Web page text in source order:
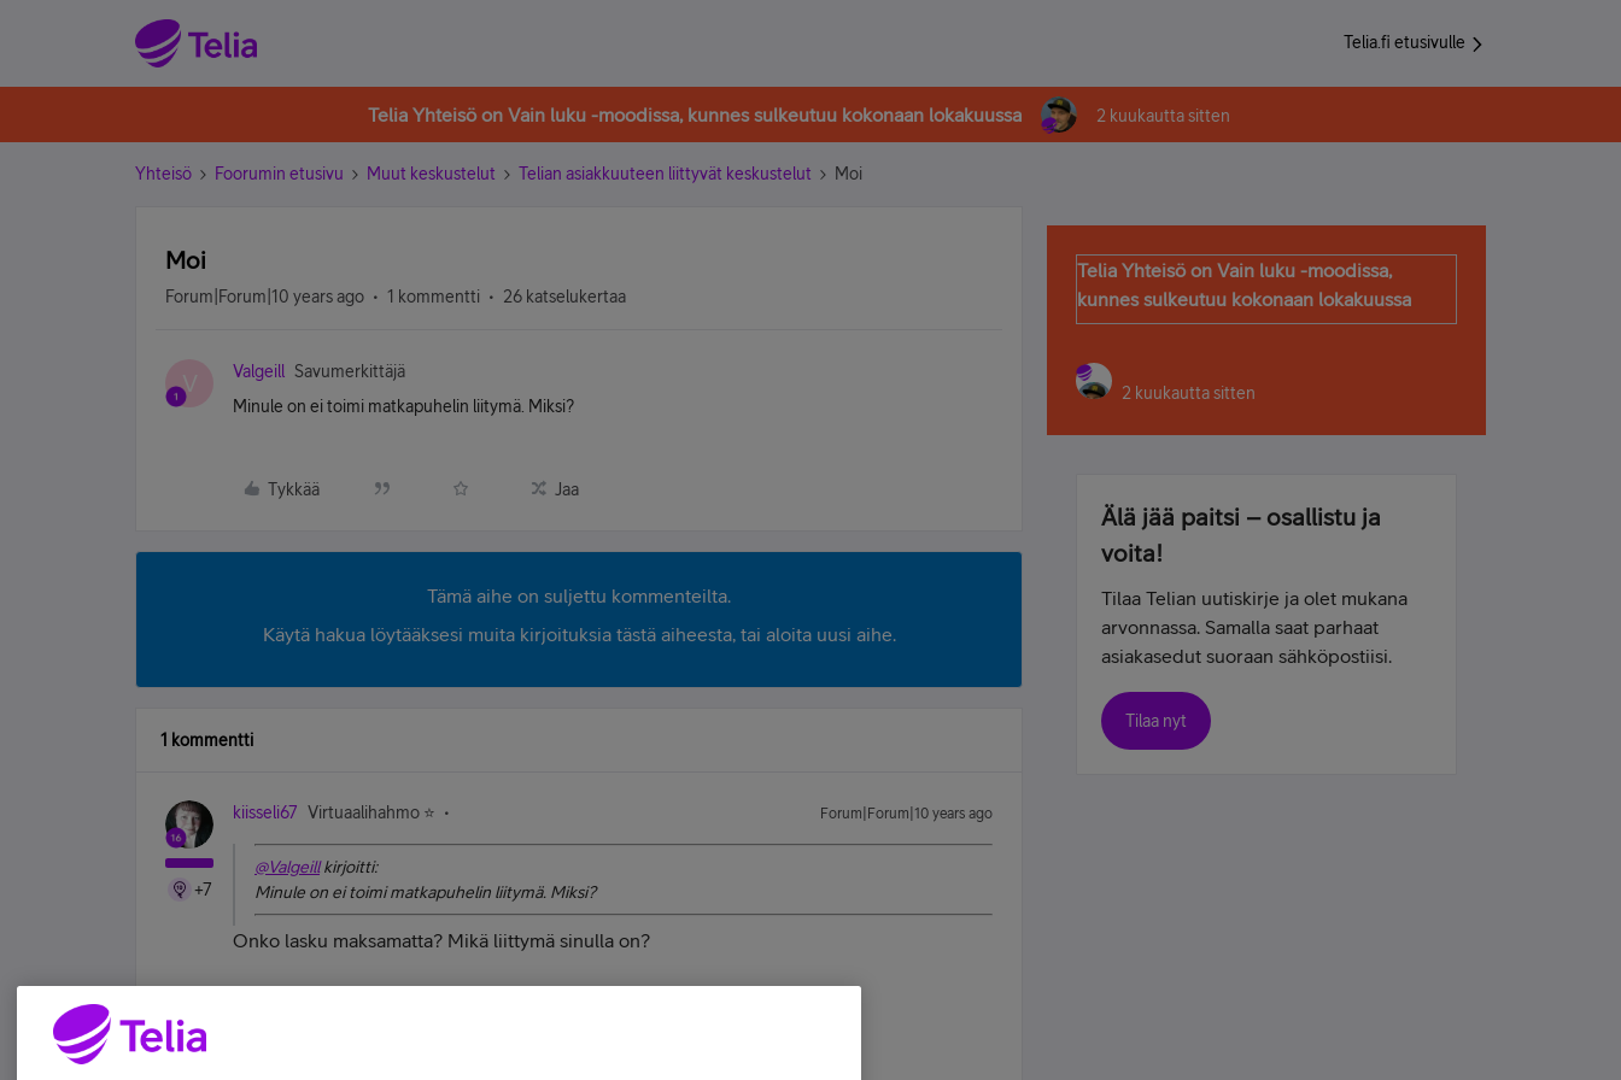
Telia.fi etusivulle
Telia Yhteisö on Vain luku -moodissa, kunnes sulkeutuu kokonaan lokakuussa 2 kuukautta sitten
Yhteisö Foorumin etusivu Muut keskustelut Telian asiakkuuteen liittyvät keskustelut Moi
Moi
Forum|Forum|10 years ago 1 kommentti 26 katselukertaa
V Valgeill
Savumerkittäjä
Minule on ei toimi matkapuhelin liitymä. Miksi?
Tykkää Jaa
Tämä aihe on suljettu kommenteilta.
Käytä hakua löytääksesi muita kirjoituksia tästä aiheesta, tai aloita uusi aihe.
1 kommentti
+7
kiisseli67 Virtuaalihahmo ⭐️ Forum|Forum|10 years ago
@Valgeillkirjoitti:
Minule on ei toimi matkapuhelin liitymä. Miksi?
Onko lasku maksamatta? Mikä liittymä sinulla on?
Telia Yhteisö on Vain luku -moodissa,
kunnes sulkeutuu kokonaan lokakuussa
2 kuukautta sitten
Älä jää paitsi – osallistu ja
voita!
Tilaa Telian uutiskirje ja olet mukana
arvonnassa. Samalla saat parhaat
asiakasedut suoraan sähköpostiisi.
Tilaa nyt